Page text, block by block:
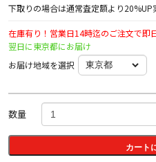
下取りの場合は通常査定額より20%UP
在庫有り！営業日14時迄のご注文で即
翌日に東京都にお届け
お届け地域を選択
数量
カート